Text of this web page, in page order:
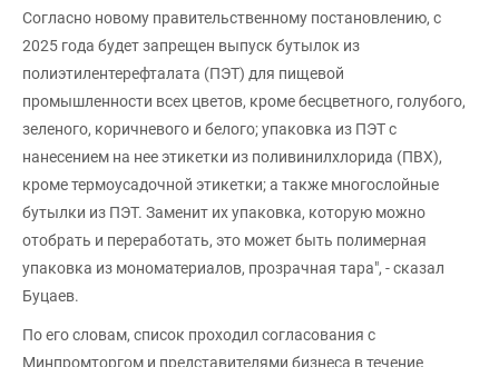
Согласно новому правительственному постановлению, с
2025 года будет запрещен выпуск бутылок из
полиэтилентерефталата (ПЭТ) для пищевой
промышленности всех цветов, кроме бесцветного, голубого,
зеленого, коричневого и белого; упаковка из ПЭТ с
нанесением на нее этикетки из поливинилхлорида (ПВХ),
кроме термоусадочной этикетки; а также многослойные
бутылки из ПЭТ. Заменит их упаковка, которую можно
отобрать и переработать, это может быть полимерная
упаковка из мономатериалов, прозрачная тара", - сказал
Буцаев.
По его словам, список проходил согласования с
Минпромторгом и представителями бизнеса в течение